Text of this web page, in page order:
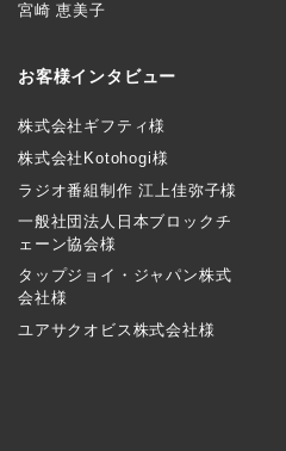
宮崎 恵美子
お客様インタビュー
株式会社ギフティ様
株式会社Kotohogi様
ラジオ番組制作 江上佳弥子様
一般社団法人日本ブロックチ
ェーン協会様
タップジョイ・ジャパン株式
会社様
ユアサクオビス株式会社様